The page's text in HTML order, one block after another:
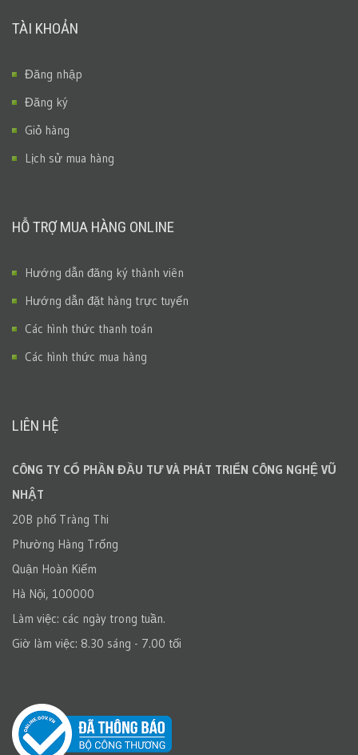
TÀI KHOẢN
Đăng nhập
Đăng ký
Giỏ hàng
Lịch sử mua hàng
HỖ TRỢ MUA HÀNG ONLINE
Hướng dẫn đăng ký thành viên
Hướng dẫn đặt hàng trực tuyến
Các hình thức thanh toán
Các hình thức mua hàng
LIÊN HỆ
CÔNG TY CỔ PHẦN ĐẦU TƯ VÀ PHÁT TRIỂN CÔNG NGHỆ VŨ
NHẬT
20B phố Tràng Thi
Phường Hàng Trống
Quận Hoàn Kiếm
Hà Nội, 100000
Làm việc: các ngày trong tuần.
Giờ làm việc: 8.30 sáng - 7.00 tối